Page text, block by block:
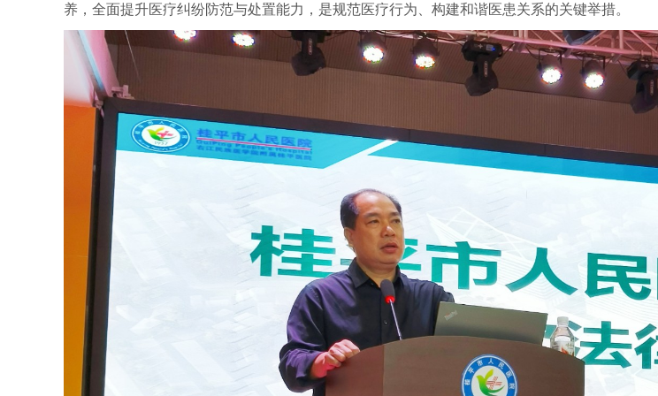
养，全面提升医疗纠纷防范与处置能力，是规范医疗行为、构建和谐医患关系的关键举措。